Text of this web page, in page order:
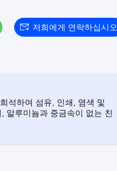
저희에게 연락하십시오
석하여 섬유, 인쇄, 염색 및
알루미늄과 중금속이 없는 친